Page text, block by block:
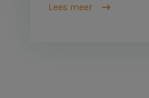
Lees meer